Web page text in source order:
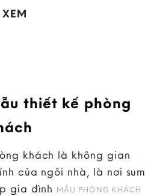
thiết kế phòng
khách là không gian
của ngôi nhà, là nơi sum
gia đình MẪU PHÒNG KHÁCH